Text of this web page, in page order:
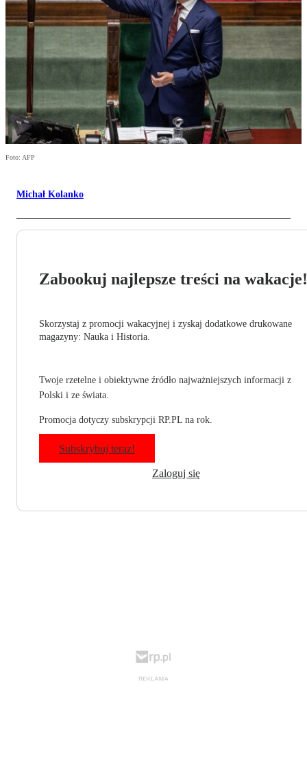
Foto: AFP
Michał Kolanko
Zabookuj najlepsze treści na wakacje!
Skorzystaj z promocji wakacyjnej i zyskaj dodatkowe drukowane
magazyny: Nauka i Historia.
Twoje rzetelne i obiektywne źródło najważniejszych informacji z
Polski i ze świata.
Promocja dotyczy subskrypcji RP.PL na rok.
Subskrybuj teraz!
Zaloguj się